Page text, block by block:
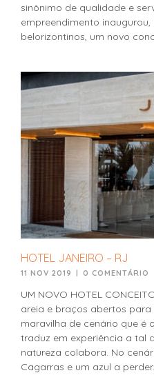
sinônimo de qualidade e
empreendimento
belorizontinos, um novo
HOTEL JANEIRO – RJ
11 NOV 2019 0 COMENTÁRIO
UM NOVO HOTEL
areia e braços abertos
maravilha de cenário que é
traduz em experiência a tal
natureza colabora. No
Cagarras e um azul a